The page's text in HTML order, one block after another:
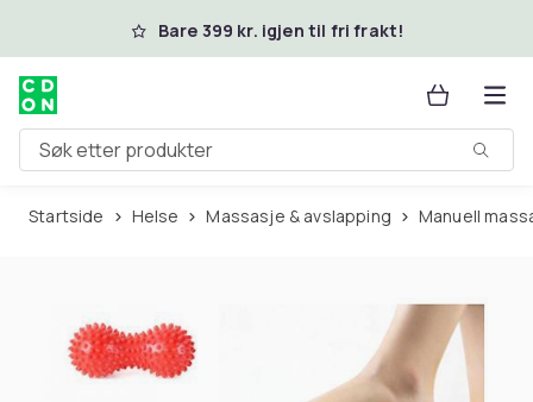
Hopp til hovedinnholdBare 399 kr. igjen til fri frakt!
Søk etter produkter
Startside Helse Massasje & avslapping Manuell